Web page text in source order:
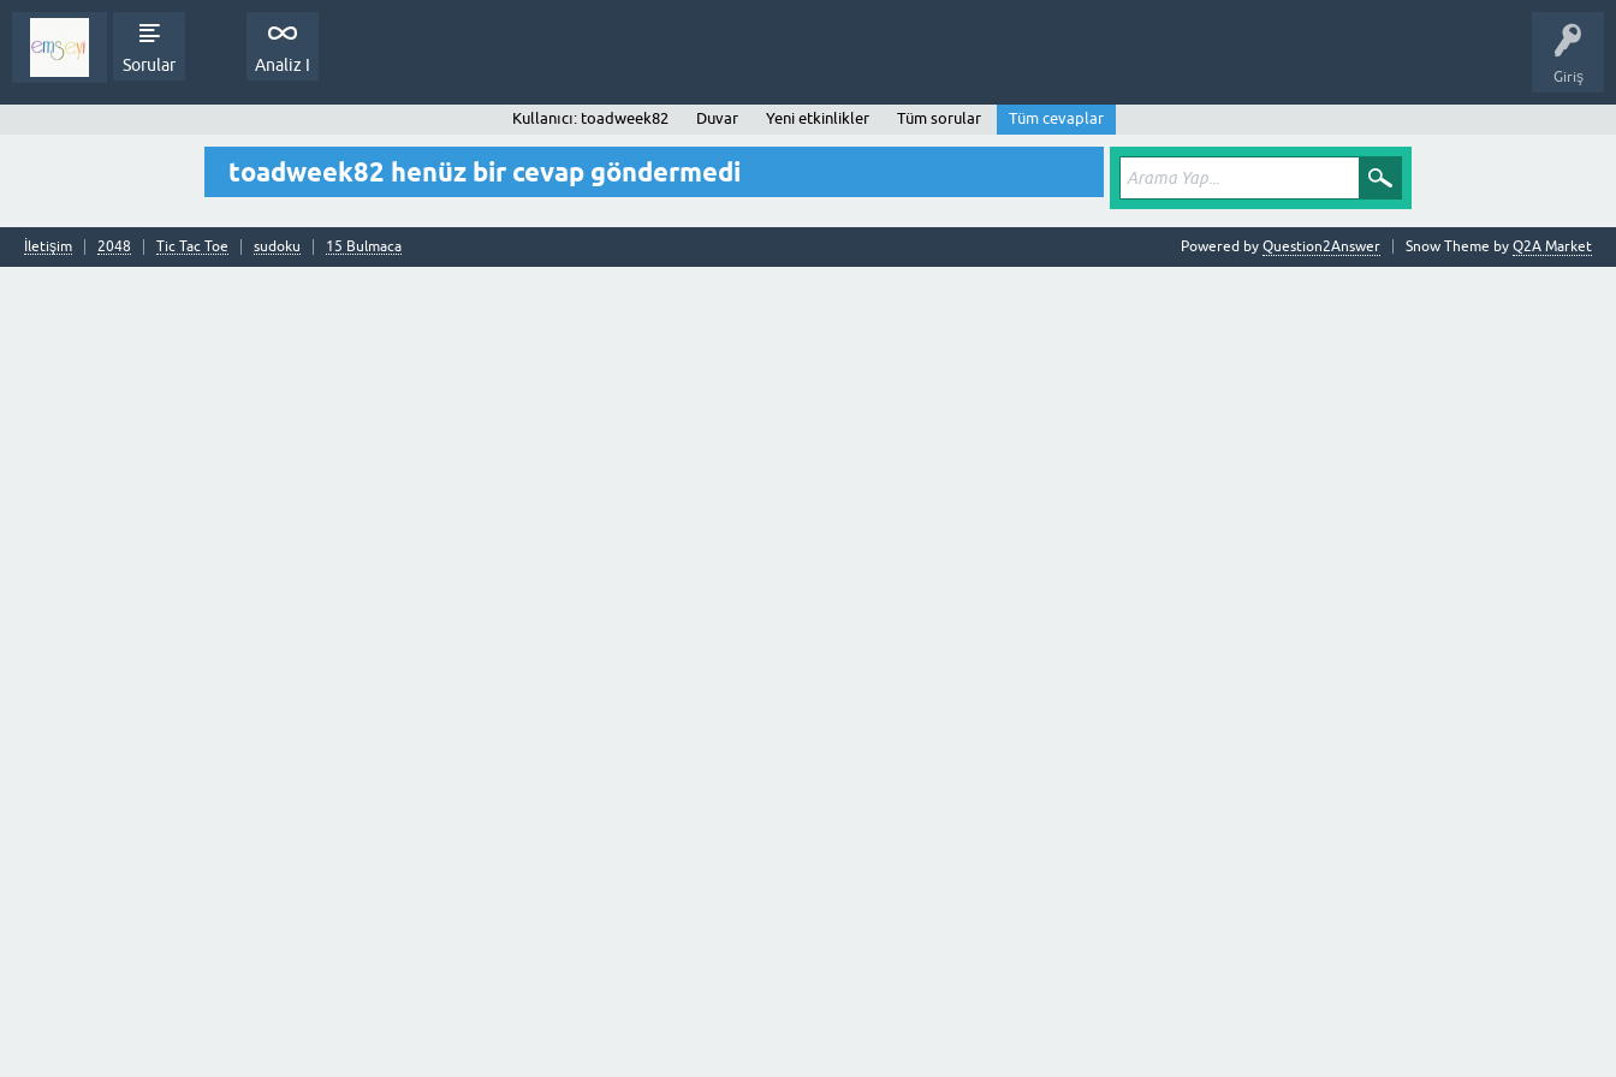
Giriş
Sorular Analiz I
Kullanıcı: toadweek82 Duvar Yeni etkinlikler Tüm sorular Tüm cevaplar
toadweek82 henüz bir cevap göndermedi
İletişim 2048 Tic Tac Toe sudoku 15 Bulmaca Snow Theme by Q2A Market
Powered by Question2Answer